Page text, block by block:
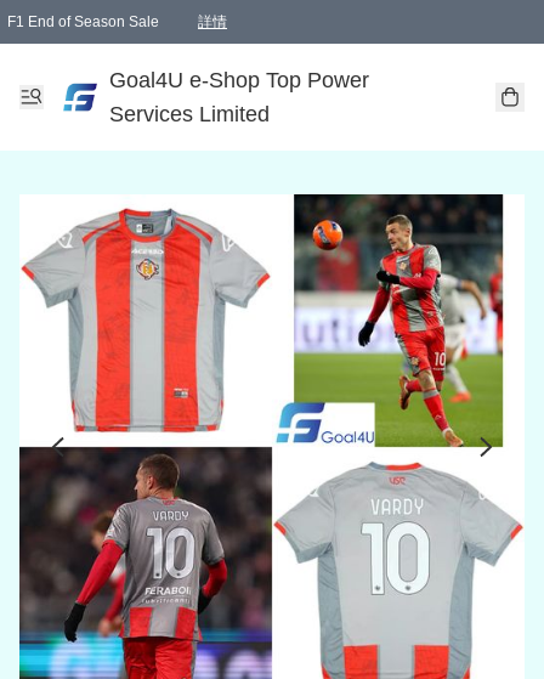
F1 End of Season Sale 詳情
Goal4U e-Shop Top Power
Services Limited